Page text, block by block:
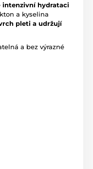
intenzivní hydrataci
a kyselina
pleti a udržují
a bez výrazné